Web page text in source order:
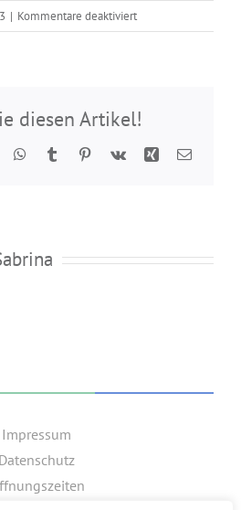
| Kommentare deaktiviertfür
Ohrmutter
diesen Artikel!
WhatsApp
TumblrPinterest
Vk Xing E-
Impressum
Datenschutz